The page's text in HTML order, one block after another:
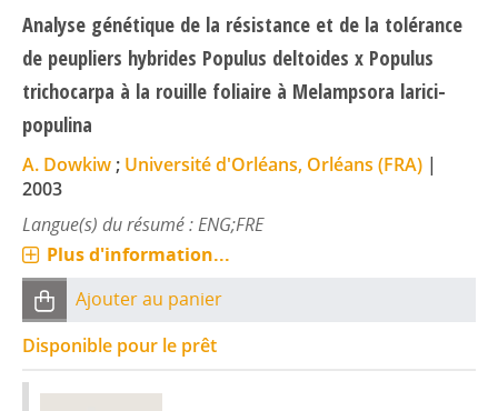
Analyse génétique de la résistance et de la tolérance
de peupliers hybrides Populus deltoides x Populus
trichocarpa à la rouille foliaire à Melampsora larici-
populina
A. Dowkiw ; Université d'Orléans, Orléans (FRA) |
2003
Langue(s) du résumé : ENG;FRE
Plus d'information...
Ajouter au panier
Disponible pour le prêt